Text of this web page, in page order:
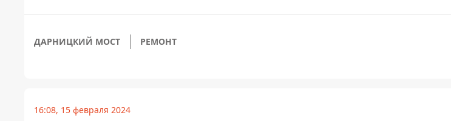
ДАРНИЦКИЙ МОСТ РЕМОНТ
16:08, 15 февраля 2024